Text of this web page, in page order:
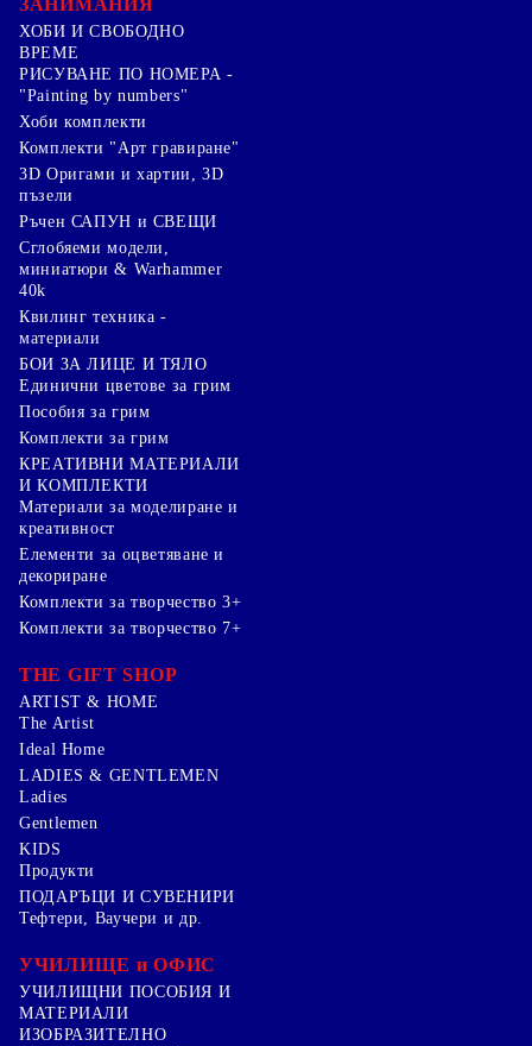
ЗАНИМАНИЯ
ХОБИ И СВОБОДНО
ВРЕМЕ
РИСУВАНЕ ПО НОМЕРА -
"Painting by numbers"
Хоби комплекти
Комплекти "Арт гравиране"
3D Оригами и хартии, 3D
пъзели
Ръчен САПУН и СВЕЩИ
Сглобяеми модели,
миниатюри & Warhammer
40k
Квилинг техника -
материали
БОИ ЗА ЛИЦЕ И ТЯЛО
Единични цветове за грим
Пособия за грим
Комплекти за грим
КРЕАТИВНИ МАТЕРИАЛИ
И КОМПЛЕКТИ
Mатериали за моделиране и
креативност
Елементи за оцветяване и
декориране
Комплекти за творчество 3+
Комплекти за творчество 7+
THE GIFT SHOP
ARTIST & HOME
The Artist
Ideal Home
LADIES & GENTLEMEN
Ladies
Gentlemen
KIDS
Продукти
ПОДАРЪЦИ И СУВЕНИРИ
Тефтери, Ваучери и др.
УЧИЛИЩЕ и ОФИС
УЧИЛИЩНИ ПОСОБИЯ И
МАТЕРИАЛИ
ИЗОБРАЗИТЕЛНО